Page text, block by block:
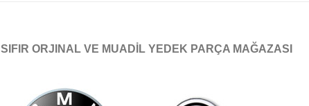
SIFIR ORJINAL VE MUADİL YEDEK PARÇA MAĞAZASI